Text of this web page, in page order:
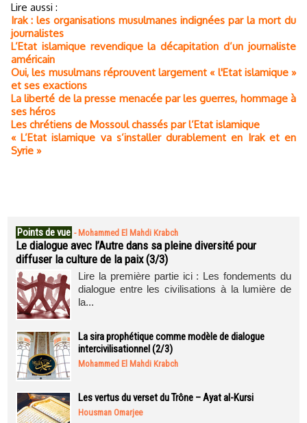
Lire aussi :
Irak : les organisations musulmanes indignées par la mort du
journalistes
L’Etat islamique revendique la décapitation d’un journaliste
américain
Oui, les musulmans réprouvent largement « l'Etat islamique »
et ses exactions
La liberté de la presse menacée par les guerres, hommage à
ses héros
Les chrétiens de Mossoul chassés par l’Etat islamique
« L’Etat islamique va s’installer durablement en Irak et en
Syrie »
Points de vue - Mohammed El Mahdi Krabch
Le dialogue avec l’Autre dans sa pleine diversité pour
diffuser la culture de la paix (3/3)
Lire la première partie ici : Les fondements du
dialogue entre les civilisations à la lumière de
la...
La sira prophétique comme modèle de dialogue
intercivilisationnel (2/3)
Mohammed El Mahdi Krabch
Les vertus du verset du Trône – Ayat al-Kursi
Housman Omarjee